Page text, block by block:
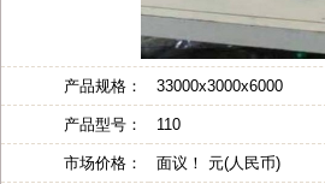
产品规格： 33000x3000x6000
产品型号： 110
市场价格： 面议！ 元(人民币)